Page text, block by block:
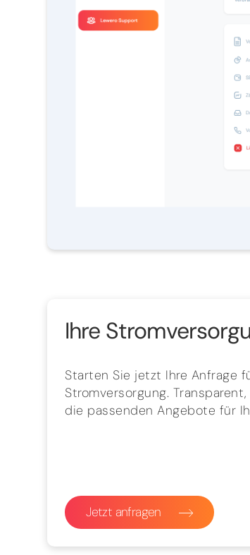
Ihre
Starten Sie jetzt Ihre Anfrage
Stromversorgung.
die passenden Angebote für
Jetzt anfragen